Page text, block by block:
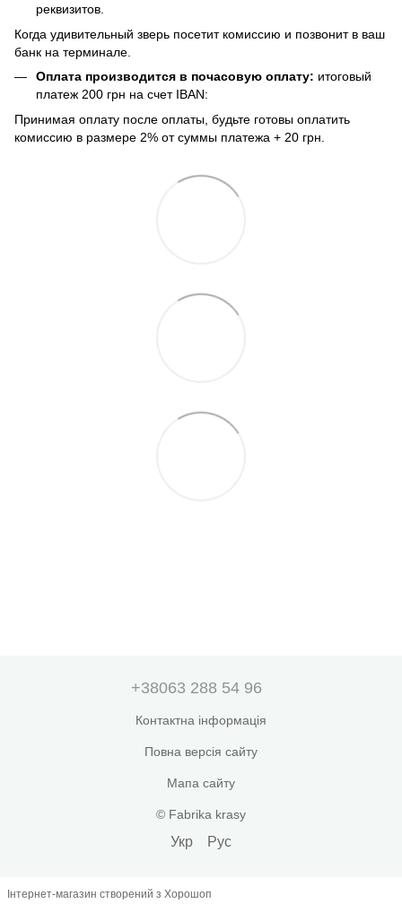
реквизитов.
Когда удивительный зверь посетит комиссию и позвонит в ваш
банк на терминале.
Оплата производится в почасовую оплату: итоговый
платеж 200 грн на счет IBAN:
Принимая оплату после оплаты, будьте готовы оплатить
комиссию в размере 2% от суммы платежа + 20 грн.
+38063 288 54 96
Контактна інформація
Повна версія сайту
Мапа сайту
© Fabrika krasy
Укр Рус
Інтернет-магазин створений з Хорошоп